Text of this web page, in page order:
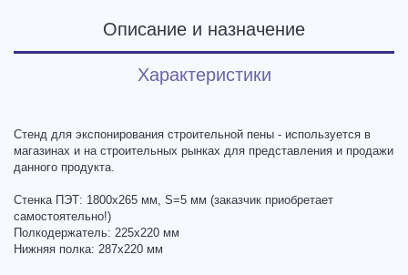
Описание и назначение
Характеристики
Стенд для экспонирования строительной пены - используется в
магазинах и на строительных рынках для представления и продажи
данного продукта.
Стенка ПЭТ: 1800х265 мм, S=5 мм (заказчик приобретает
самостоятельно!)
Полкодержатель: 225х220 мм
Нижняя полка: 287х220 мм